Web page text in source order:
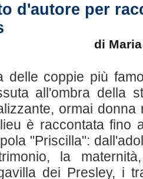
d'autore per
di
delle coppie più
all'ombra della
ormai
è raccontata fino
"Priscilla":
la
dei Presley, i